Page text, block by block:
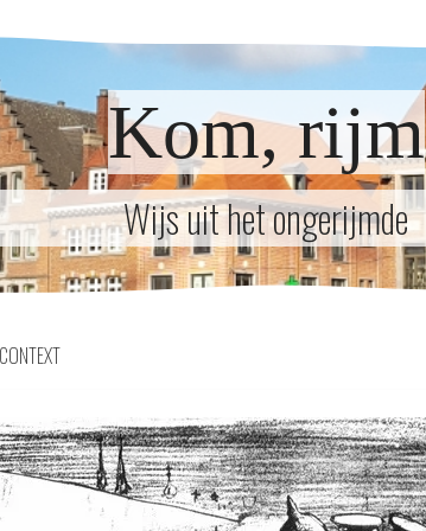
Kom, rijm
Wijs uit het ongerijmde
CONTEXT